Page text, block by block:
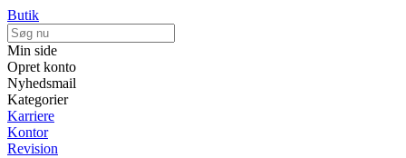
Butik
Min side
Opret konto
Nyhedsmail
Kategorier
Karriere
Kontor
Revision